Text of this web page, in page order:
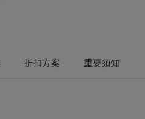
折扣方案 重要須知